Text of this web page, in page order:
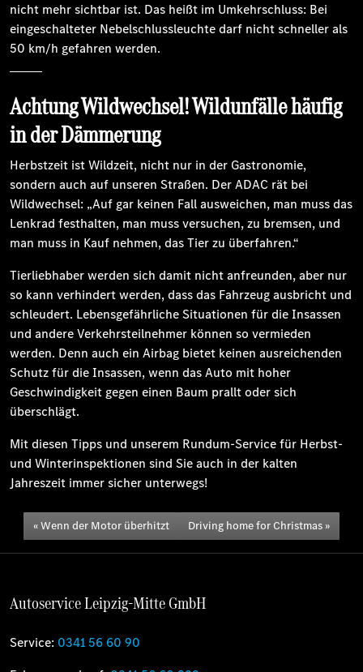
nicht mehr sichtbar ist. Das heißt im Umkehrschluss: Bei
eingeschalteter Nebelschlussleuchte darf nicht schneller als
50 km/h gefahren werden.
Achtung Wildwechsel! Wildunfälle häufig
in der Dämmerung
Herbstzeit ist Wildzeit, nicht nur in der Gastronomie,
sondern auch auf unseren Straßen. Der ADAC rät bei
Wildwechsel: „Auf gar keinen Fall ausweichen, man muss das
Lenkrad festhalten, man muss versuchen, zu bremsen, und
man muss in Kauf nehmen, das Tier zu überfahren.“
Tierliebhaber werden sich damit nicht anfreunden, aber nur
so kann verhindert werden, dass das Fahrzeug ausbricht und
schleudert. Lebensgefährliche Situationen für die Insassen
und andere Verkehrsteilnehmer können so vermieden
werden. Denn auch ein Airbag bietet keinen ausreichenden
Schutz für die Insassen, wenn das Auto mit hoher
Geschwindigkeit gegen einen Baum prallt oder sich
überschlägt.
Mit diesen Tipps und unserem Rundum-Service für Herbst-
und Winterinspektionen sind Sie auch in der kalten
Jahreszeit immer sicher unterwegs!
Wenn der Motor überhitzt Driving home for Christmas
Autoservice Leipzig-Mitte GmbH
Service: 0341 56 60 90